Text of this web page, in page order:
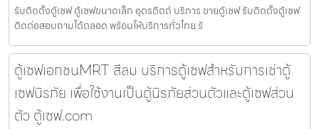
รับติดตั้งตู้เซฟ ตู้เซฟขนาดเล็ก อุตรดิตถ์ บริการ ขายตู้เซฟ รับติดตั้งตู้เซฟ
ติดต่อสอบถามได้ตลอด พร้อมให้บริการทั่วไทย รั
ตู้เซฟเอกชนMRT สีลม บริการตู้เซฟสำหรับการเช่าตู้
เซฟนิรภัย เพื่อใช้งานเป็นตู้นิรภัยส่วนตัวและตู้เซฟส่วน
ตัว ตู้เซฟ.com